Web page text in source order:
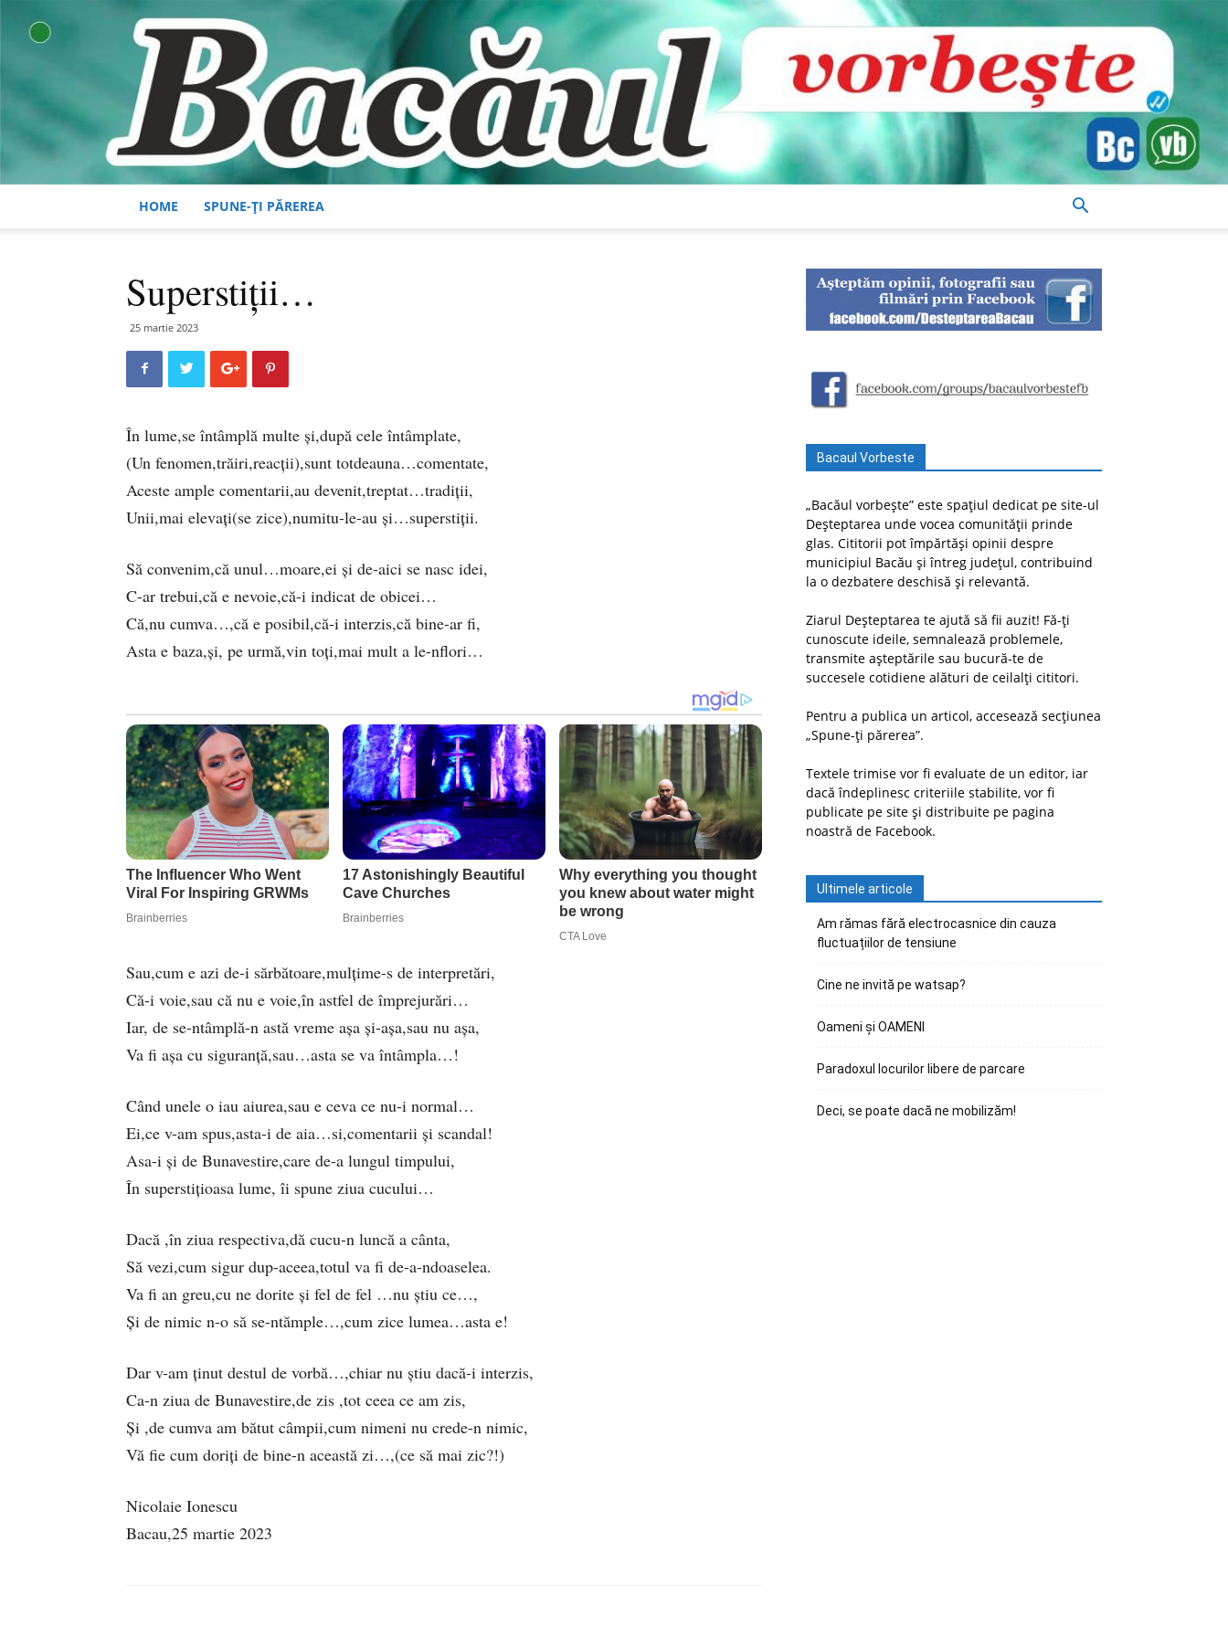
HOME SPUNE-ȚI PĂREREA
Superstiții…
25 martie 2023
În lume,se întâmplă multe și,după cele întâmplate,
(Un fenomen,trăiri,reacții),sunt totdeauna…comentate,
Aceste ample comentarii,au devenit,treptat…tradiții,
Unii,mai elevați(se zice),numitu-le-au și…superstiții.
Să convenim,că unul…moare,ei și de-aici se nasc idei,
C-ar trebui,că e nevoie,că-i indicat de obicei…
Că,nu cumva…,că e posibil,că-i interzis,că bine-ar fi,
Asta e baza,și, pe urmă,vin toți,mai mult a le-nflori…
Sau,cum e azi de-i sărbătoare,mulțime-s de interpretări,
Că-i voie,sau că nu e voie,în astfel de împrejurări…
Iar, de se-ntâmplă-n astă vreme așa și-așa,sau nu așa,
Va fi așa cu siguranță,sau…asta se va întâmpla…!
Când unele o iau aiurea,sau e ceva ce nu-i normal…
Ei,ce v-am spus,asta-i de aia…si,comentarii și scandal!
Asa-i și de Bunavestire,care de-a lungul timpului,
În superstițioasa lume, îi spune ziua cucului…
Dacă ,în ziua respectiva,dă cucu-n luncă a cânta,
Să vezi,cum sigur dup-aceea,totul va fi de-a-ndoaselea.
Va fi an greu,cu ne dorite și fel de fel …nu știu ce…,
Și de nimic n-o să se-ntămple…,cum zice lumea…asta e!
Dar v-am ținut destul de vorbă…,chiar nu știu dacă-i interzis,
Ca-n ziua de Bunavestire,de zis ,tot ceea ce am zis,
Și ,de cumva am bătut câmpii,cum nimeni nu crede-n nimic,
Vă fie cum doriți de bine-n această zi…,(ce să mai zic?!)
Nicolaie Ionescu
Bacau,25 martie 2023
Bacaul Vorbeste
„Bacăul vorbește” este spațiul dedicat pe site-ul
Deșteptarea unde vocea comunității prinde
glas. Cititorii pot împărtăși opinii despre
municipiul Bacău și întreg județul, contribuind
la o dezbatere deschisă și relevantă.
Ziarul Deșteptarea te ajută să fii auzit! Fă-ți
cunoscute ideile, semnalează problemele,
transmite așteptările sau bucură-te de
succesele cotidiene alături de ceilalți cititori.
Pentru a publica un articol, accesează secțiunea
„Spune-ți părerea”.
Textele trimise vor fi evaluate de un editor, iar
dacă îndeplinesc criteriile stabilite, vor fi
publicate pe site și distribuite pe pagina
noastră de Facebook.
Ultimele articole
Am rămas fără electrocasnice din cauza
fluctuațiilor de tensiune
Cine ne invită pe watsap?
Oameni și OAMENI
Paradoxul locurilor libere de parcare
Deci, se poate dacă ne mobilizăm!